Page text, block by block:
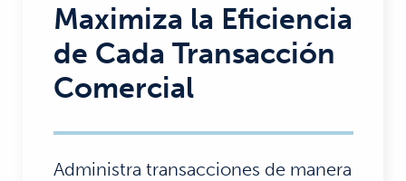
Maximiza la Eficiencia
de Cada Transacción
Comercial
Administra transacciones de manera